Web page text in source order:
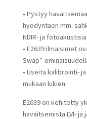
• Pystyy
hyödyntäen mm.
NDIR- ja
• E2639 ilmaisimet
Swap”-
• Useita kalibrointi-
mukaan lukien
E2639 on kehitetty
havaitsemista LVI-